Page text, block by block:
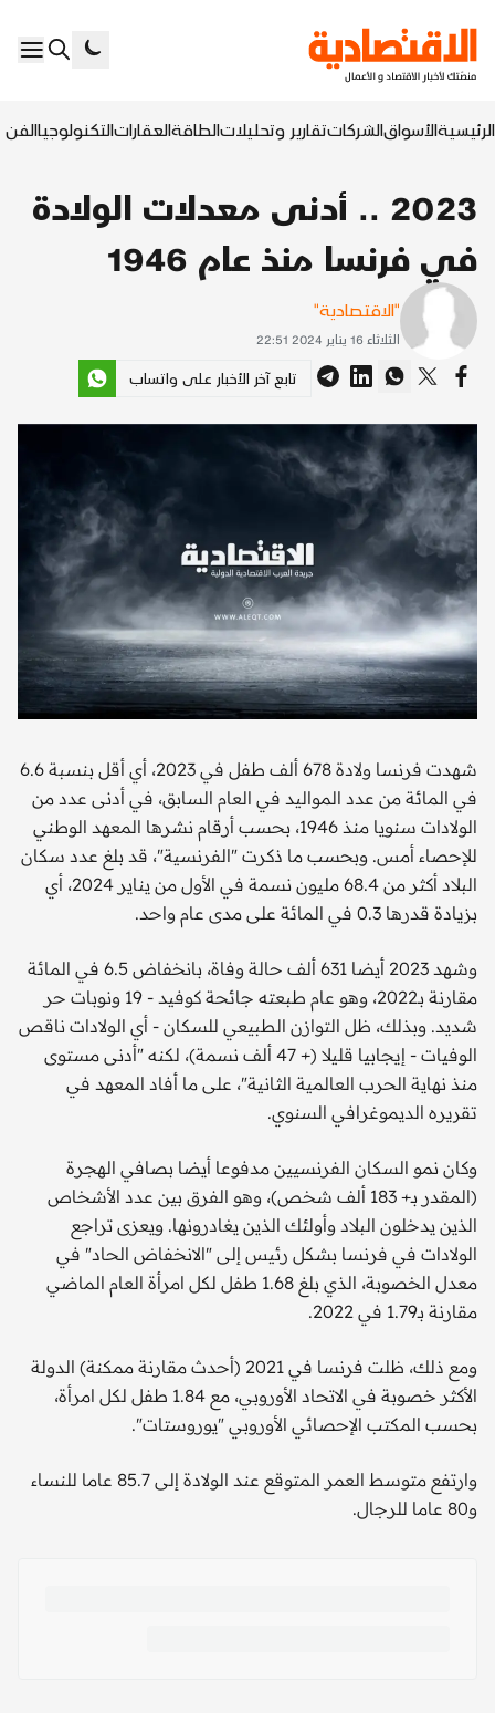
الرئيسيةالأسواقالشركاتتقارير وتحليلاتالطاقةالعقاراتالتكنولوجياالفن
2023 .. أدنى معدلات الولادة
في فرنسا منذ عام 1946
"الاقتصادية"
الثلاثاء 16 يناير 2024 22:51
تابع آخر الأخبار على واتساب
شهدت فرنسا ولادة 678 ألف طفل في 2023، أي أقل بنسبة 6.6
في المائة من عدد المواليد في العام السابق، في أدنى عدد من
الولادات سنويا منذ 1946، بحسب أرقام نشرها المعهد الوطني
للإحصاء أمس. وبحسب ما ذكرت "الفرنسية"، قد بلغ عدد سكان
البلاد أكثر من 68.4 مليون نسمة في الأول من يناير 2024، أي
بزيادة قدرها 0.3 في المائة على مدى عام واحد.
وشهد 2023 أيضا 631 ألف حالة وفاة، بانخفاض 6.5 في المائة
مقارنة بـ2022، وهو عام طبعته جائحة كوفيد - 19 ونوبات حر
شديد. وبذلك، ظل التوازن الطبيعي للسكان - أي الولادات ناقص
الوفيات - إيجابيا قليلا (+ 47 ألف نسمة)، لكنه "أدنى مستوى
منذ نهاية الحرب العالمية الثانية"، على ما أفاد المعهد في
تقريره الديموغرافي السنوي.
وكان نمو السكان الفرنسيين مدفوعا أيضا بصافي الهجرة
(المقدر بـ+ 183 ألف شخص)، وهو الفرق بين عدد الأشخاص
الذين يدخلون البلاد وأولئك الذين يغادرونها. ويعزى تراجع
الولادات في فرنسا بشكل رئيس إلى "الانخفاض الحاد" في
معدل الخصوبة، الذي بلغ 1.68 طفل لكل امرأة العام الماضي
مقارنة بـ1.79 في 2022.
ومع ذلك، ظلت فرنسا في 2021 (أحدث مقارنة ممكنة) الدولة
الأكثر خصوبة في الاتحاد الأوروبي، مع 1.84 طفل لكل امرأة،
بحسب المكتب الإحصائي الأوروبي "يوروستات".
وارتفع متوسط العمر المتوقع عند الولادة إلى 85.7 عاما للنساء
و80 عاما للرجال.